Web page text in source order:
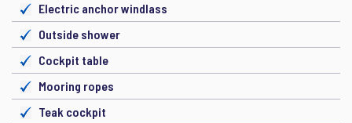
Electric anchor windlass
Outside shower
Cockpit table
Mooring ropes
Teak cockpit